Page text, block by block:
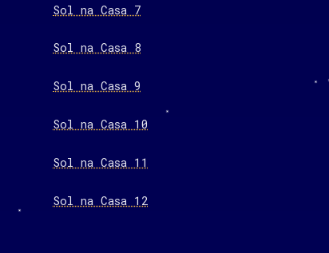
Sol na Casa 7
Sol na Casa 8
Sol na Casa 9
Sol na Casa 10
Sol na Casa 11
Sol na Casa 12